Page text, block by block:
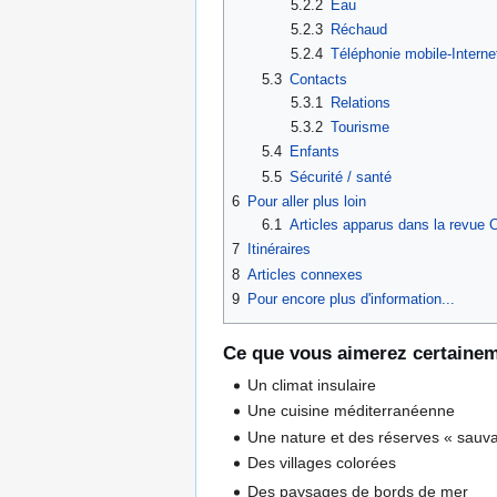
5.2.2 Eau
5.2.3 Réchaud
5.2.4 Téléphonie mobile-
5.3 Contacts
5.3.1
Relations
5.3.2 Tourisme
5.4
Enfants
5.5 Sécurité / santé
6 Pour aller plus loin
6.1 Articles apparus dans la revue
7
Itinéraires
8 Articles connexes
9 Pour encore plus d'information...
Ce que vous aimerez
Un climat insulaire
Une cuisine méditerranéenne
Une nature et des réserves «
Des villages colorées
Des paysages de bords de mer